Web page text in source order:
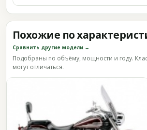
Похожие по
Сравнить другие модели →
Подобраны по объёму, мощности и году.
могут отличаться.